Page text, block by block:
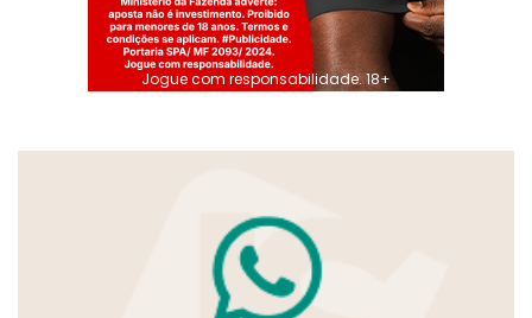
Jogue com responsabilidade. 18+